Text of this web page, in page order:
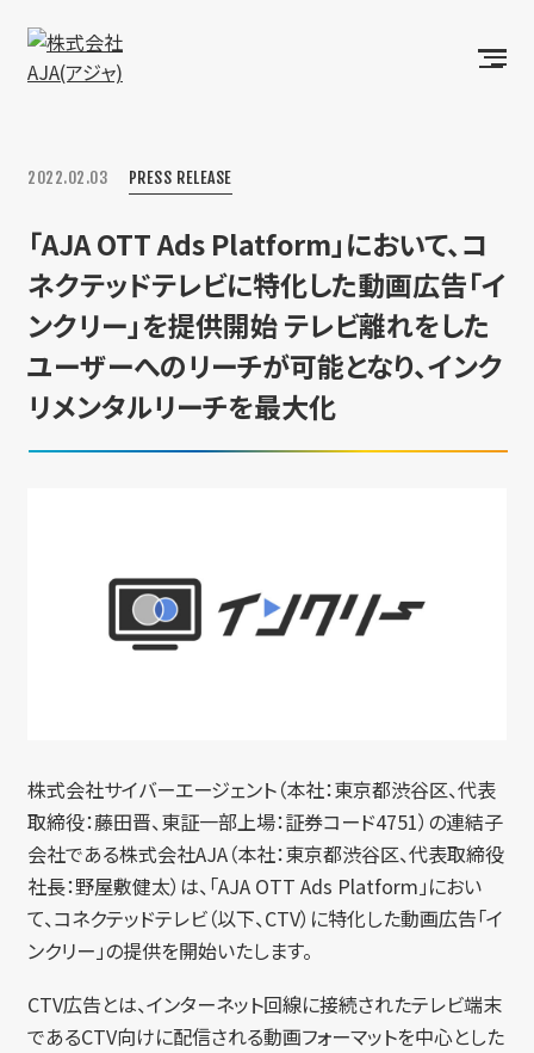
2022.02.03 PRESS RELEASE
「AJA OTT Ads Platform」において、コ
ネクテッドテレビに特化した動画広告「イ
ンクリー」を提供開始 テレビ離れをした
ユーザーへのリーチが可能となり、インク
リメンタルリーチを最大化
株式会社サイバーエージェント（本社：東京都渋谷区、代表
取締役：藤田晋、東証一部上場：証券コード4751）の連結子
会社である株式会社AJA（本社：東京都渋谷区、代表取締役
社長：野屋敷健太）は、「AJA OTT Ads Platform」におい
て、コネクテッドテレビ（以下、CTV）に特化した動画広告「イ
ンクリー」の提供を開始いたします。
CTV広告とは、インターネット回線に接続されたテレビ端末
であるCTV向けに配信される動画フォーマットを中心とした